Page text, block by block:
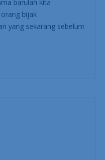
barulah kita
bijak
yang sekarang sebelum